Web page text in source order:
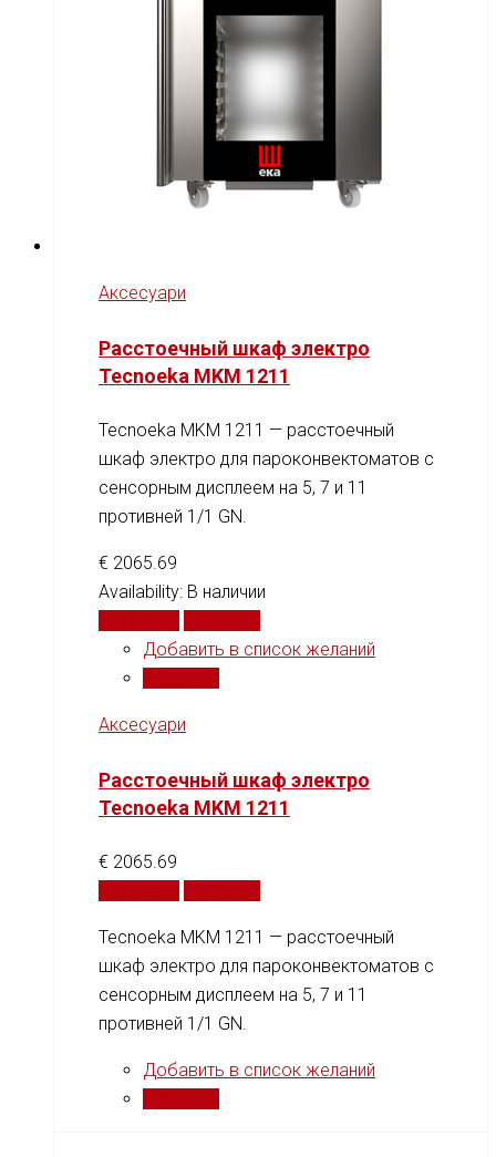
Аксесуари
Расстоечный шкаф электро
Tecnoeka MKM 1211
Tecnoeka MKM 1211 — расстоечный
шкаф электро для пароконвектоматов с
сенсорным дисплеем на 5, 7 и 11
противней 1/1 GN.
€ 2065.69
Availability: В наличии
Добавить в список желаний
Аксесуари
Расстоечный шкаф электро
Tecnoeka MKM 1211
€ 2065.69
Tecnoeka MKM 1211 — расстоечный
шкаф электро для пароконвектоматов с
сенсорным дисплеем на 5, 7 и 11
противней 1/1 GN.
Добавить в список желаний